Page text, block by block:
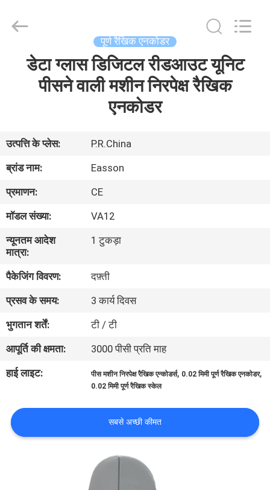
हमारे
बारे
में
कारखाना
दौरा
गुणवत्ता
नियंत्रण
हमसे
संपर्क
समाचार
Technology
पूर्ण रैखिक एनकोडर
डेटा ग्लास डिजिटल रीडआउट यूनिट
पीसने वाली मशीन निरपेक्ष रैखिक
एनकोडर
उत्पत्ति के प्लेस:
P.R.China
ब्रांड नाम:
Easson
प्रमाणन:
CE
मॉडल संख्या:
VA12
न्यूनतम आदेश
मात्रा:
1 टुकड़ा
पैकेजिंग विवरण:
दफ़्ती
प्रसव के समय:
3 कार्य दिवस
भुगतान शर्तें:
टी / टी
आपूर्ति की क्षमता:
3000 पीसी प्रति माह
हाई लाइट:
पीस मशीन निरपेक्ष रैखिक एन्कोडर्स, 0.02 मिमी पूर्ण रैखिक एनकोडर,
0.02 मिमी पूर्ण रैखिक स्केल
सबसे अच्छी कीमत